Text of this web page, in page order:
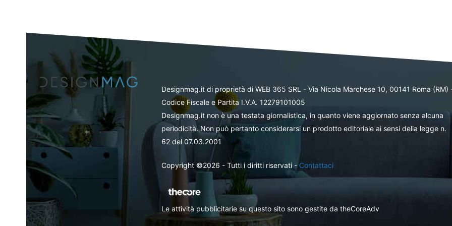
Designmag.it di proprietà di WEB 365 SRL - Via Nicola Marchese 10, 00141 Roma (RM)
Codice Fiscale e Partita I.V.A. 12279101005
Designmag.it non è una testata giornalistica, in quanto viene aggiornato senza alcuna
periodicità. Non può pertanto considerarsi un prodotto editoriale ai sensi della legge n.
62 del 07.03.2001
Copyright ©2026 - Tutti i diritti riservati -Contattaci
Le attività pubblicitarie su questo sito sono gestite da theCoreAdv